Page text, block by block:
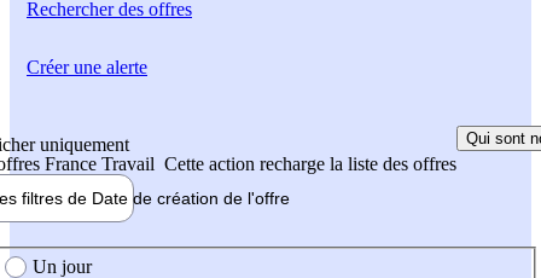
Rechercherdes offres
uniquement
France Travail Cette action recharge la liste des offres
Qui sont
filtres de Date de création de l'offre
création de l'offre
Un jour
Créer une alerte